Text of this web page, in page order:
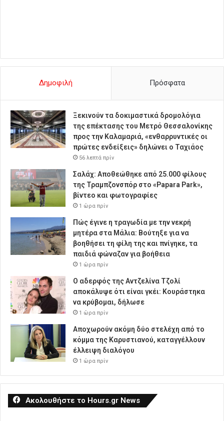
Δημοφιλή Πρόσφατα
Ξεκινούν τα δοκιμαστικά δρομολόγια
της επέκτασης του Μετρό Θεσσαλονίκης
προς την Καλαμαριά, «ενθαρρυντικές οι
πρώτες ενδείξεις» δηλώνει ο Ταχιάος
56 λεπτά πρίν
Σαλάχ: Αποθεώθηκε από 25.000 φίλους
της Τραμπζονσπόρ στο «Papara Park»,
βίντεο και φωτογραφίες
1 ώρα πρίν
Πώς έγινε η τραγωδία με την νεκρή
μητέρα στα Μάλια: Βούτηξε για να
βοηθήσει τη φίλη της και πνίγηκε, τα
παιδιά φώναζαν για βοήθεια
1 ώρα πρίν
Ο αδερφός της Αντζελίνα Τζολί
αποκάλυψε ότι είναι γκέι: Κουράστηκα
να κρύβομαι, δήλωσε
1 ώρα πρίν
Αποχωρούν ακόμη δύο στελέχη από το
κόμμα της Καρυστιανού, καταγγέλλουν
έλλειψη διαλόγου
1 ώρα πρίν
Ακολουθήστε το Hours.gr News